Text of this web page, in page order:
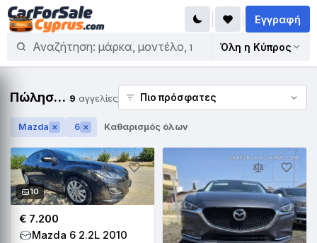
Όλη η Κύπρος
Εγγραφή
Πώληση Mazda 6 9 αγγελίες
Mazda ✕ 6 ✕ Καθαρισμός όλων
10
€ 7.200
Mazda 6 2.2L 2010